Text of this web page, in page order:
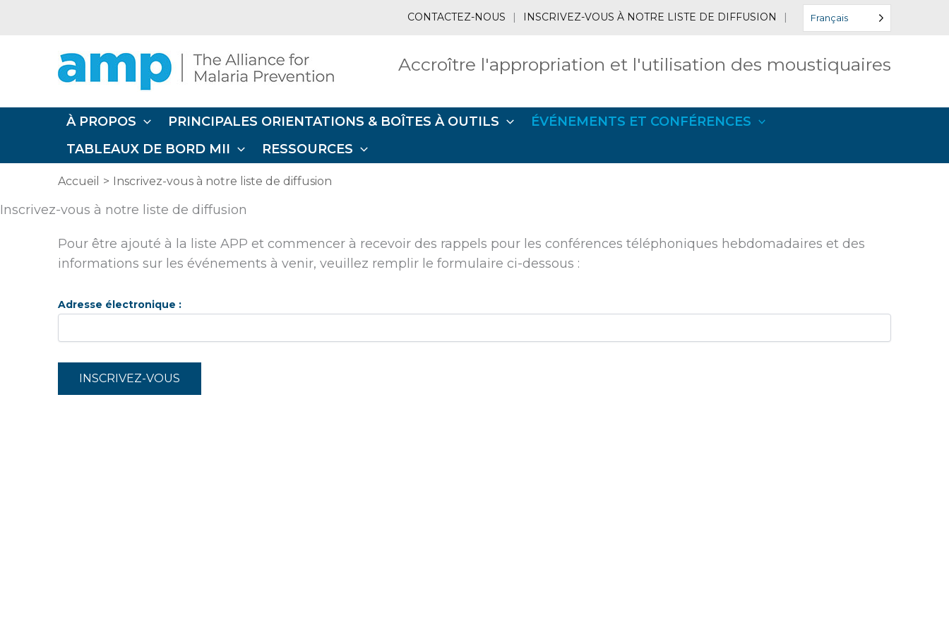
CONTACTEZ-NOUS | INSCRIVEZ-VOUS À NOTRE LISTE DE DIFFUSION | Français
Accroître l'appropriation et l'utilisation des moustiquaires
À PROPOS PRINCIPALES ORIENTATIONS & BOÎTES À OUTILS
ÉVÉNEMENTS ET CONFÉRENCES
TABLEAUX DE BORD MII
RESSOURCES
Accueil Inscrivez-vous à notre liste de diffusion
Inscrivez-vous à notre liste de diffusion
Pour être ajouté à la liste APP et commencer à recevoir des rappels pour les conférences téléphoniques hebdomadaires et des
informations sur les événements à venir, veuillez remplir le formulaire ci-dessous :
Adresse électronique :